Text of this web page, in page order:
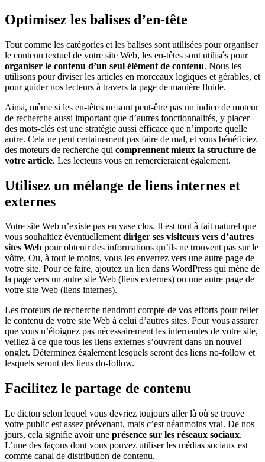
Optimisez les balises d’en-tête
Tout comme les catégories et les balises sont utilisées pour organiser
le contenu textuel de votre site Web, les en-têtes sont utilisés pour
organiser le contenu d’un seul élément de contenu. Nous les
utilisons pour diviser les articles en morceaux logiques et gérables, et
pour guider nos lecteurs à travers la page de manière fluide.
Ainsi, même si les en-têtes ne sont peut-être pas un indice de moteur
de recherche aussi important que d’autres fonctionnalités, y placer
des mots-clés est une stratégie aussi efficace que n’importe quelle
autre. Cela ne peut certainement pas faire de mal, et vous bénéficiez
des moteurs de recherche qui comprennent mieux la structure de
votre article. Les lecteurs vous en remercieraient également.
Utilisez un mélange de liens internes et
externes
Votre site Web n’existe pas en vase clos. Il est tout à fait naturel que
vous souhaitiez éventuellementdiriger ses visiteurs vers d’autres
sites Web pour obtenir des informations qu’ils ne trouvent pas sur le
vôtre. Ou, à tout le moins, vous les enverrez vers une autre page de
votre site. Pour ce faire, ajoutez un lien dans WordPress qui mène de
la page vers un autre site Web (liens externes) ou une autre page de
votre site Web (liens internes).
Les moteurs de recherche tiendront compte de vos efforts pour relier
le contenu de votre site Web à celui d’autres sites. Pour vous assurer
que vous n’éloignez pas nécessairement les internautes de votre site,
veillez à ce que tous les liens externes s’ouvrent dans un nouvel
onglet. Déterminez également lesquels seront des liens no-follow et
lesquels seront des liens do-follow.
Facilitez le partage de contenu
Le dicton selon lequel vous devriez toujours aller là où se trouve
votre public est assez prévenant, mais c’est néanmoins vrai. De nos
jours, cela signifie avoir une présence sur les réseaux sociaux.
L’une des façons dont vous pouvez utiliser les médias sociaux est
comme canal de distribution de contenu.